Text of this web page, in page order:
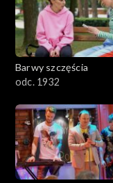
Barwy szczęścia
odc. 1932